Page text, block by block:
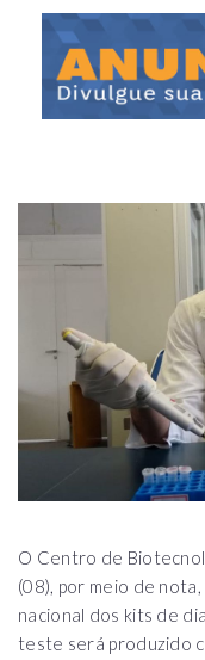
O Centro de
(08), por meio de
nacional dos kits de
teste será produzido